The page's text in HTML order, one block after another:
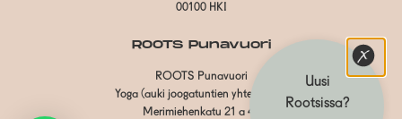
00100 HKI
ROOTS Punavuori
ROOTS Punavuori
Yoga (auki joogatuntien yhteydessä)
Merimiehenkatu 21 a 42
Uusi
Rootsissa?